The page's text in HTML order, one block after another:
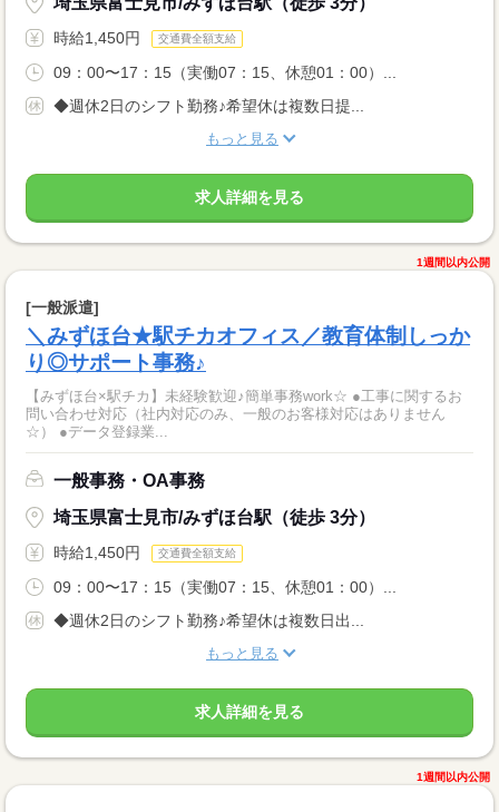
時給1,450円 交通費全額支給
09：00〜17：15（実働07：15、休憩01：00）...
◆週休2日のシフト勤務♪希望休は複数日提...
もっと見る
求人詳細を見る
1週間以内公開
[一般派遣]
＼みずほ台★駅チカオフィス／教育体制しっか
り◎サポート事務♪
【みずほ台×駅チカ】未経験歓迎♪簡単事務work☆ ●工事に関するお
問い合わせ対応（社内対応のみ、一般のお客様対応はありません
☆） ●データ登録業...
一般事務・OA事務
埼玉県富士見市/みずほ台駅（徒歩 3分）
時給1,450円 交通費全額支給
09：00〜17：15（実働07：15、休憩01：00）...
◆週休2日のシフト勤務♪希望休は複数日出...
もっと見る
求人詳細を見る
1週間以内公開